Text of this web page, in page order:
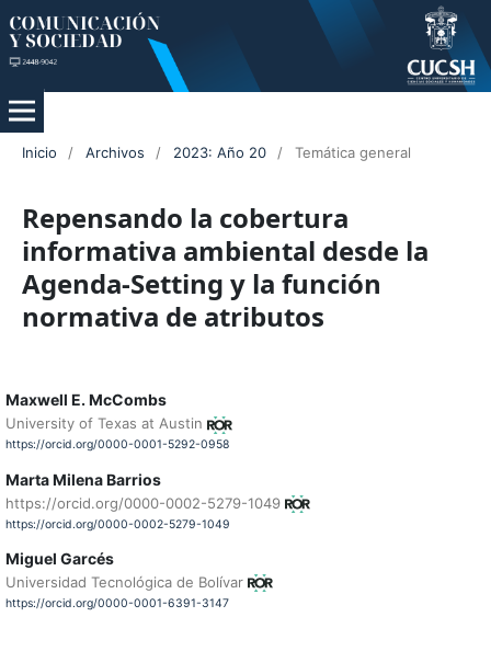
Inicio / Archivos / 2023: Año 20 / Temática general
Repensando la cobertura
informativa ambiental desde la
Agenda-Setting y la función
normativa de atributos
Maxwell E. McCombs
University of Texas at Austin
https://orcid.org/0000-0001-5292-0958
Marta Milena Barrios
https://orcid.org/0000-0002-5279-1049
https://orcid.org/0000-0002-5279-1049
Miguel Garcés
Universidad Tecnológica de Bolívar
https://orcid.org/0000-0001-6391-3147